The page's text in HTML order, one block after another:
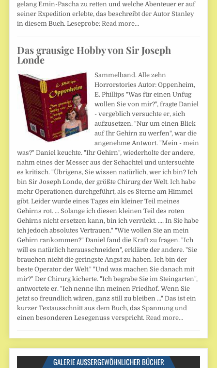
gelang Emin-Pascha zu retten und welche Abenteuer er auf
seiner Expedition erlebte, das beschreibt der Autor Stanley
in diesem Buch. Leseprobe:Read more…
Das grausige Hobby von Sir Joseph
Londe
Sammelband. Alle zehn
Horrorstories Autor: Oppenheim,
E. Phillips "Was für einen Unfug
wollen Sie von mir?", fragte Daniel
- vergeblich versuchte er, sich
aufzusetzen. "Nur um einen Blick
auf Ihr Gehirn zu werfen", war die
angenehme Antwort. "Mein - mein
was?" Daniel keuchte. "Ihr Gehirn", wiederholte der andere,
nahm eines der Messer aus der Schachtel und untersuchte
es kritisch. "Übrigens, Sie wissen natürlich, wer ich bin? Ich
bin Sir Joseph Londe, der größte Chirurg der Welt. Ich habe
mehr Operationen durchgeführt, als es Sterne am Himmel
gibt. Leider wurde eines Tages ein kleiner Teil meines
Gehirns rot. ... Solange ich diesen kleinen Teil des roten
Gehirns nicht ersetzen kann, bin ich verrückt. .... In Sie habe
ich jedoch absolutes Vertrauen." "Wie wollen Sie an mein
Gehirn rankommen?" Daniel fand die Kraft zu fragen. "Ich
will es natürlich herausschneiden", erklärte der andere. "Sie
brauchen nicht die geringste Angst zu haben. Ich bin der
beste Operator der Welt." "Und was machen Sie danach mit
mir?" Der Chirurg kicherte. "Ich begrabe Sie im Steingarten",
antwortete er. "Ich nenne ihn meinen Friedhof. Wenn Sie
jetzt so freundlich wären, ganz still zu bleiben ..." Das ist ein
kurzer Textausschnitt aus dem Buch, das Spannung und
einen besonderen Lesegenuss verspricht.Read more…
GALERIE AUSSERGEWÖHNLICHER BÜCHER